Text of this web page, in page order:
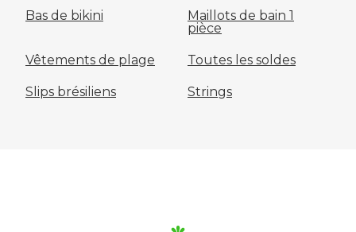
Bas de bikini
Maillots de bain 1
pièce
Vêtements de plage Toutes les soldes
Slips brésiliens Strings